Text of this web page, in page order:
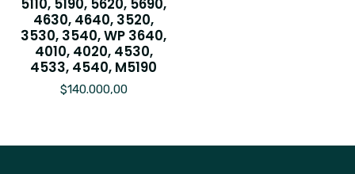
5110, 5190, 5620, 5690,
4630, 4640, 3520,
3530, 3540, WP 3640,
4010, 4020, 4530,
4533, 4540, M5190
$140.000,00